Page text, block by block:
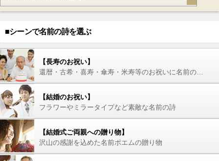
■シーンで名前の詩を選ぶ
【長寿のお祝い】
還暦・古希・喜寿・傘寿・米寿等のお祝いに名前の詩を
【結婚のお祝い】
フラワーやミラータイプなど素敵な名前の詩
【結婚式ご両親への贈り物】
沢山の感謝を込めた名前ポエムの贈り物